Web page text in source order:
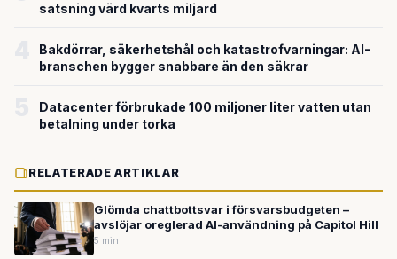
satsning värd kvarts miljard
Bakdörrar, säkerhetshål och katastrofvarningar: AI-
branschen bygger snabbare än den säkrar
Datacenter förbrukade 100 miljoner liter vatten utan
betalning under torka
RELATERADE ARTIKLAR
Glömda chattbottsvar i försvarsbudgeten –
avslöjar oreglerad AI-användning på Capitol Hill
5 min